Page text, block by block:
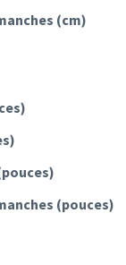
(cm)
(pouces)